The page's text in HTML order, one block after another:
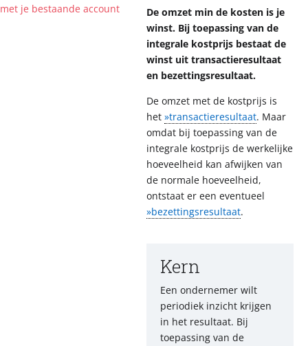
met je bestaande account
De omzet min de kosten is je
winst. Bij toepassing van de
integrale kostprijs bestaat de
winst uit transactieresultaat
en bezettingsresultaat.
De omzet met de kostprijs is
het »transactieresultaat. Maar
omdat bij toepassing van de
integrale kostprijs de werkelijke
hoeveelheid kan afwijken van
de normale hoeveelheid,
ontstaat er een eventueel
»bezettingsresultaat.
Kern
Een ondernemer wilt
periodiek inzicht krijgen
in het resultaat. Bij
toepassing van de